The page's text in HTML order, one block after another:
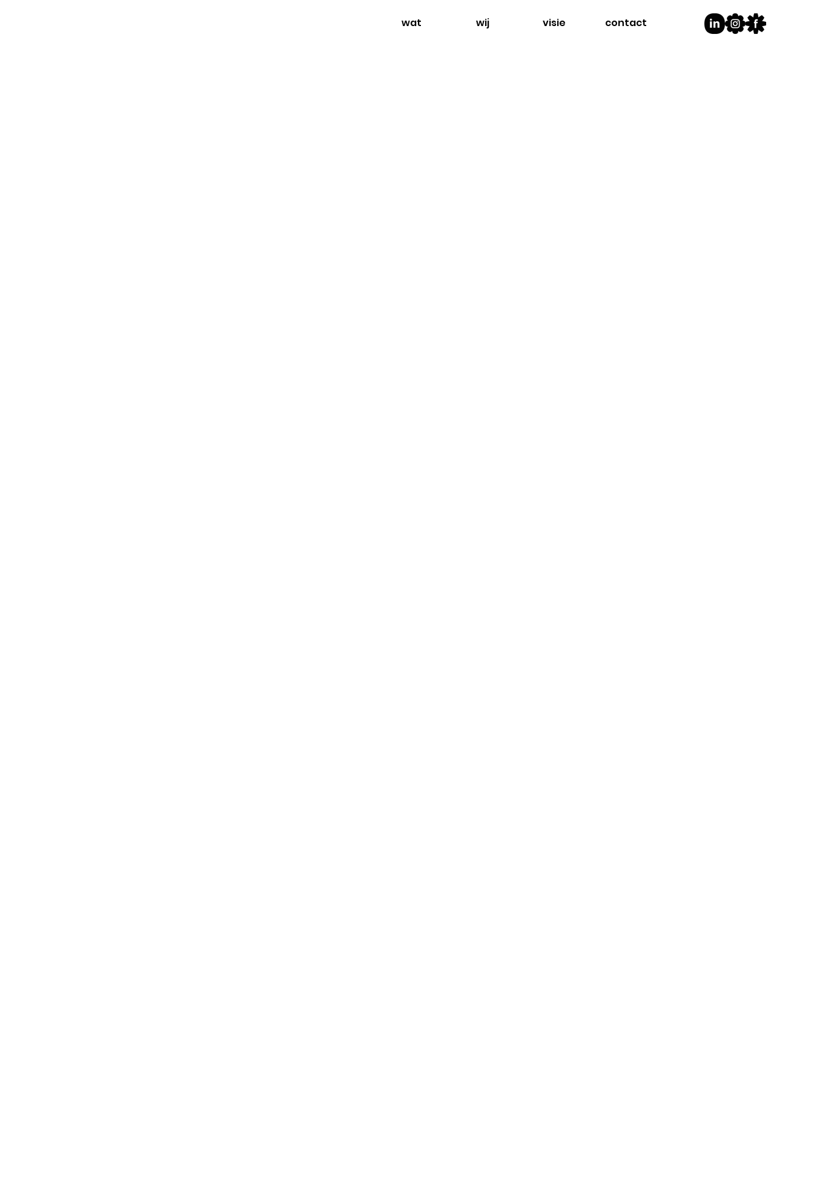
wat wij visie contact